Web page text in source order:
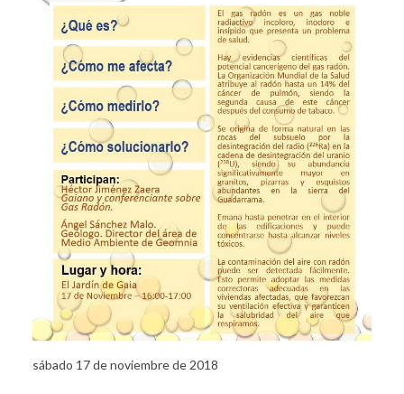
sábado 17 de noviembre de 2018